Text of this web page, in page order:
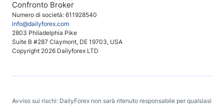
Numero di società: 611928540
info@dailyforex.com
2803 Philadelphia Pike
Suite B #287 Claymont, DE 19703, USA
Copyright 2026 Dailyforex LTD
Confronto Broker
Avviso sui rischi: DailyForex non sarà ritenuto responsabile per qualsiasi